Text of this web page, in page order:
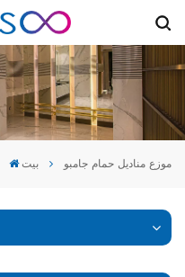
بيت موزع مناديل حمام جامبو